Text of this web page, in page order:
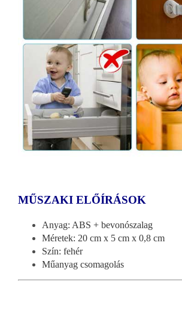
MŰSZAKI ELŐÍRÁSOK
Anyag: ABS + bevonószalag
Méretek: 20 cm x 5 cm x 0,8 cm
Szín: fehér
Műanyag csomagolás